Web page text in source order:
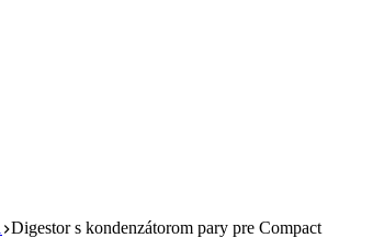
Digestor s kondenzátorom pary pre Compact